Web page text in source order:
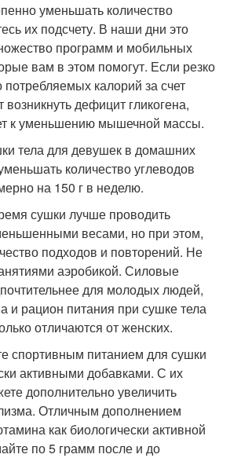
уменьшать количество
их подсчету. В наши дни это
программ и мобильных
вам в этом помогут. Если резко
калорий за счет
дефицит гликогена,
к уменьшению мышечной массы.
тела для девушек в домашних
количество углеводов
на 150 г в неделю.
сушки лучше проводить
весами, но при этом,
подходов и повторений. Не
аэробикой. Силовые
для молодых людей,
и рацион питания при сушке тела
отличаются от женских.
спортивным питанием для сушки
активными добавками. С их
дополнительно увеличить
Отличным дополнением
как биологически активной
по 5 грамм после и до